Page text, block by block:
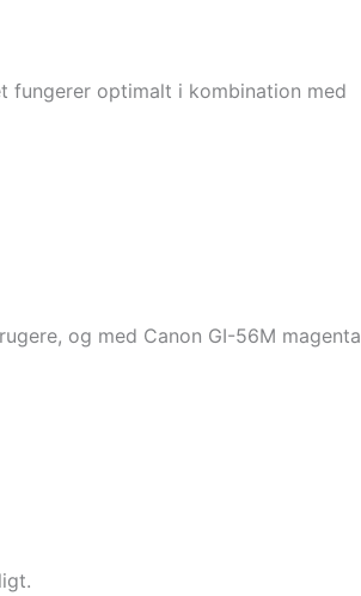
fungerer optimalt i kombination med
og med Canon GI-56M magenta